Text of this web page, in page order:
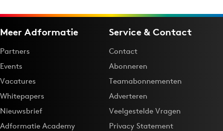
Meer Adformatie
Partners
Events
Vacatures
Whitepapers
Nieuwsbrief
Adformatie Academy
Service & Contact
Contact
Abonneren
Teamabonnementen
Adverteren
Veelgestelde Vragen
Privacy Statement